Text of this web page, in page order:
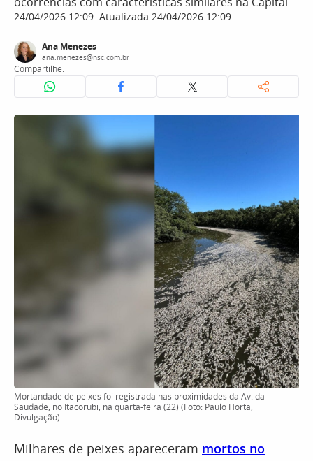
24/04/2026 12:09 Atualizada 24/04/2026 12:09
Ana Menezes
ana.menezes@nsc.com.br
Compartilhe:
Mortandade de peixes foi registrada nas proximidades da Av. da
Saudade, no Itacorubi, na quarta-feira (22) (Foto: Paulo Horta,
Divulgação)
Milhares de peixes apareceram mortos no